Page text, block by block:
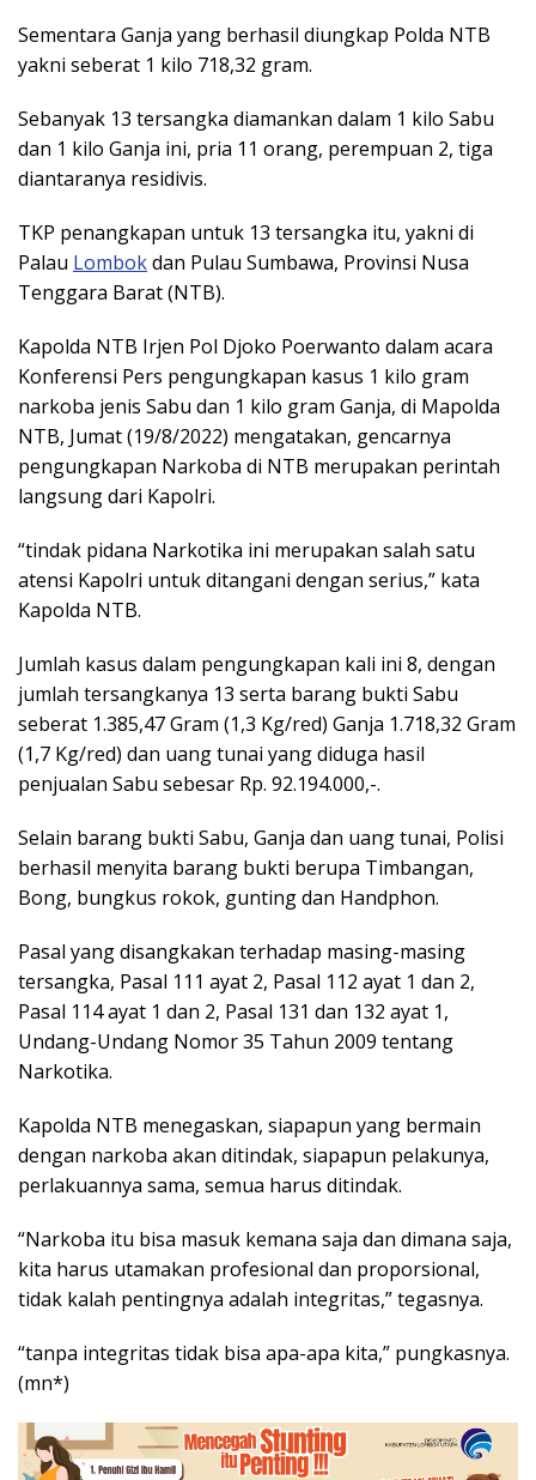
Sementara Ganja yang berhasil diungkap Polda NTB
yakni seberat 1 kilo 718,32 gram.
Sebanyak 13 tersangka diamankan dalam 1 kilo Sabu
dan 1 kilo Ganja ini, pria 11 orang, perempuan 2, tiga
diantaranya residivis.
TKP penangkapan untuk 13 tersangka itu, yakni di
Palau Lombokdan Pulau Sumbawa, Provinsi Nusa
Tenggara Barat (NTB).
Kapolda NTB Irjen Pol Djoko Poerwanto dalam acara
Konferensi Pers pengungkapan kasus 1 kilo gram
narkoba jenis Sabu dan 1 kilo gram Ganja, di Mapolda
NTB, Jumat (19/8/2022) mengatakan, gencarnya
pengungkapan Narkoba di NTB merupakan perintah
langsung dari Kapolri.
“tindak pidana Narkotika ini merupakan salah satu
atensi Kapolri untuk ditangani dengan serius,” kata
Kapolda NTB.
Jumlah kasus dalam pengungkapan kali ini 8, dengan
jumlah tersangkanya 13 serta barang bukti Sabu
seberat 1.385,47 Gram (1,3 Kg/red) Ganja 1.718,32 Gram
(1,7 Kg/red) dan uang tunai yang diduga hasil
penjualan Sabu sebesar Rp. 92.194.000,-.
Selain barang bukti Sabu, Ganja dan uang tunai, Polisi
berhasil menyita barang bukti berupa Timbangan,
Bong, bungkus rokok, gunting dan Handphon.
Pasal yang disangkakan terhadap masing-masing
tersangka, Pasal 111 ayat 2, Pasal 112 ayat 1 dan 2,
Pasal 114 ayat 1 dan 2, Pasal 131 dan 132 ayat 1,
Undang-Undang Nomor 35 Tahun 2009 tentang
Narkotika.
Kapolda NTB menegaskan, siapapun yang bermain
dengan narkoba akan ditindak, siapapun pelakunya,
perlakuannya sama, semua harus ditindak.
“Narkoba itu bisa masuk kemana saja dan dimana saja,
kita harus utamakan profesional dan proporsional,
tidak kalah pentingnya adalah integritas,” tegasnya.
“tanpa integritas tidak bisa apa-apa kita,” pungkasnya.
(mn*)